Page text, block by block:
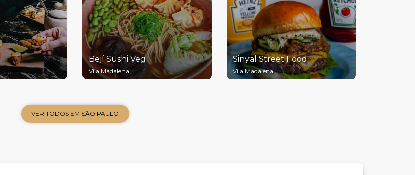
Bejí Sushi Veg
Vila Madalena
Sinyal Street Food
Vila Madalena
VER TODOS EM SÃO PAULO